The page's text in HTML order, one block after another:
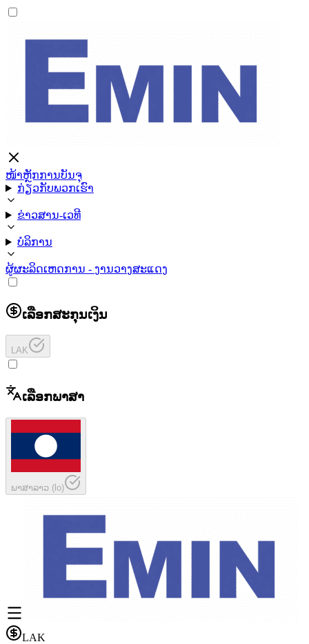
ໜ້າຫຼັກການບັນຈຸ
ກ່ຽວກັບພວກເຮົາ
ຂ່າວສານ-ເວທີ
ບໍລິການ
ຜູ້ຜະລິດເຫດການ - ງານວາງສະແດງ
ເລືອກສະກຸນເງິນ
LAK
ເລືອກພາສາ
ພາສາລາວ (lo)
LAK